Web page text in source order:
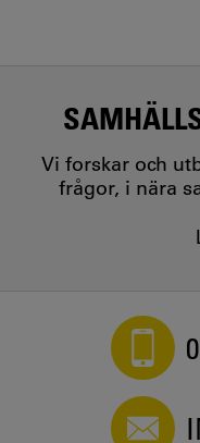
Vi forskar och
frågor, i nära